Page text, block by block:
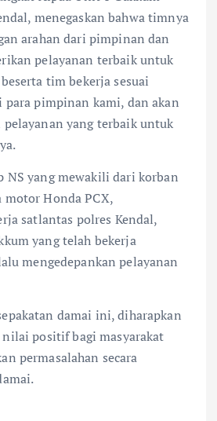
menegaskan bahwa timnya
arahan dari pimpinan dan
pelayanan terbaik untuk
tim bekerja sesuai
para pimpinan kami, dan akan
yang terbaik untuk
NS yang mewakili dari korban
motor Honda PCX,
satlantas polres Kendal,
yang telah bekerja
mengedepankan pelayanan
damai ini, diharapkan
positif bagi masyarakat
permasalahan secara